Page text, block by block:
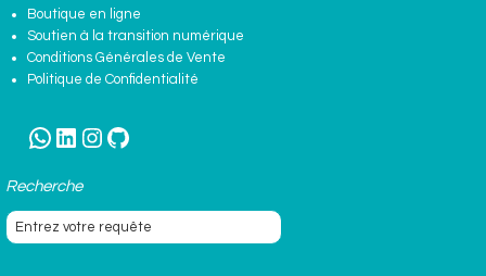
Boutique en ligne
Soutien à la transition numérique
Conditions Générales de Vente
Politique de Confidentialité
WhatsApp
LinkedIn
Instagram
GitHub
Recherche